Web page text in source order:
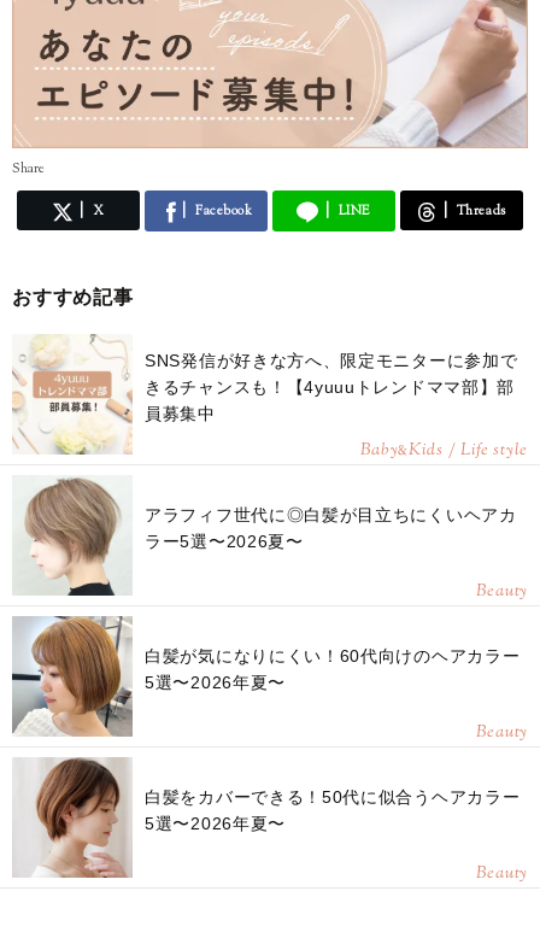
Share
X Facebook LINE Threads
おすすめ記事
SNS発信が好きな方へ、限定モニターに参加で
きるチャンスも！【4yuuuトレンドママ部】部
員募集中
Baby&Kids / Life style
アラフィフ世代に◎白髪が目立ちにくいヘアカ
ラー5選〜2026夏〜
Beauty
白髪が気になりにくい！60代向けのヘアカラー
5選〜2026年夏〜
Beauty
白髪をカバーできる！50代に似合うヘアカラー
5選〜2026年夏〜
Beauty